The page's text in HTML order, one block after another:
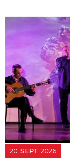
20 SEPT 2026